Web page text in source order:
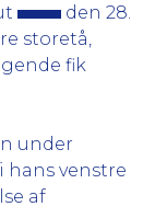
den 28.
storetå,
fik
under
i hans venstre
af